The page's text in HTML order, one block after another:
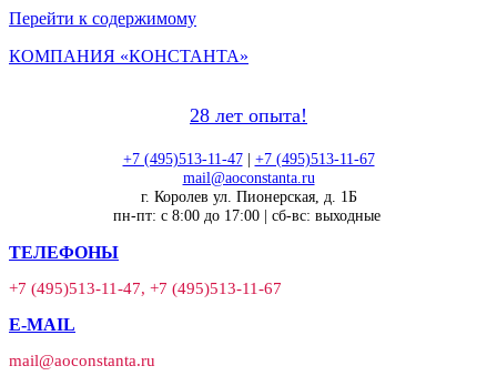
Перейти к содержимому
КОМПАНИЯ «КОНСТАНТА»
28 лет опыта!
+7 (495)513-11-47| +7 (495)513-11-67
mail@aoconstanta.ru
г. Королев ул. Пионерская, д. 1Б
пн-пт: с 8:00 до 17:00 | сб-вс: выходные
ТЕЛЕФОНЫ
+7 (495)513-11-47, +7 (495)513-11-67
E-MAIL
mail@aoconstanta.ru